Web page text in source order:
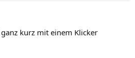
kurz mit einem Klicker